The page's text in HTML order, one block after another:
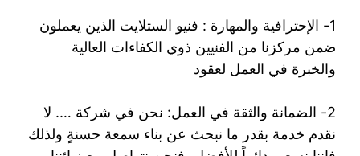
1- الإحترافية والمهارة : فنيو الستلايت الذين يعملون
ضمن مركزنا من الفنيين ذوي الكفاءات العالية
والخبرة في العمل لعقود
2- الضمانة والثقة في العمل: نحن في شركة …. لا
نقدم خدمة بقدر ما نبحث عن بناء سمعة حسنةٍ ولذلك